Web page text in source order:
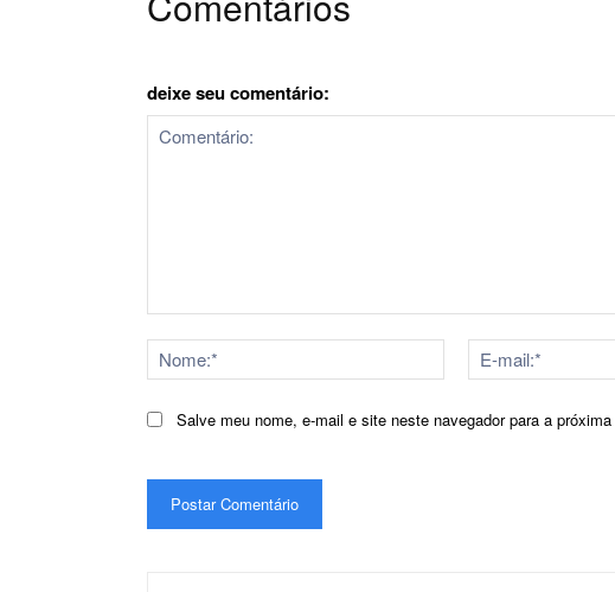
deixe seu comentário:
Nome:*
Salve meu nome, e-mail e site neste navegador para a